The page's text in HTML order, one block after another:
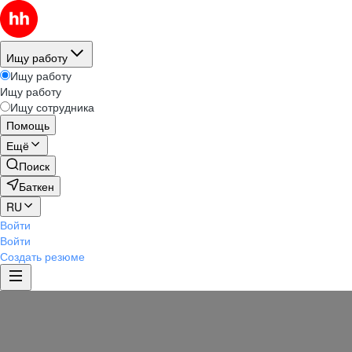
Ищу работу
Ищу работу
Ищу работу
Ищу сотрудника
Помощь
Ещё
Поиск
Баткен
RU
Войти
Войти
Создать резюме